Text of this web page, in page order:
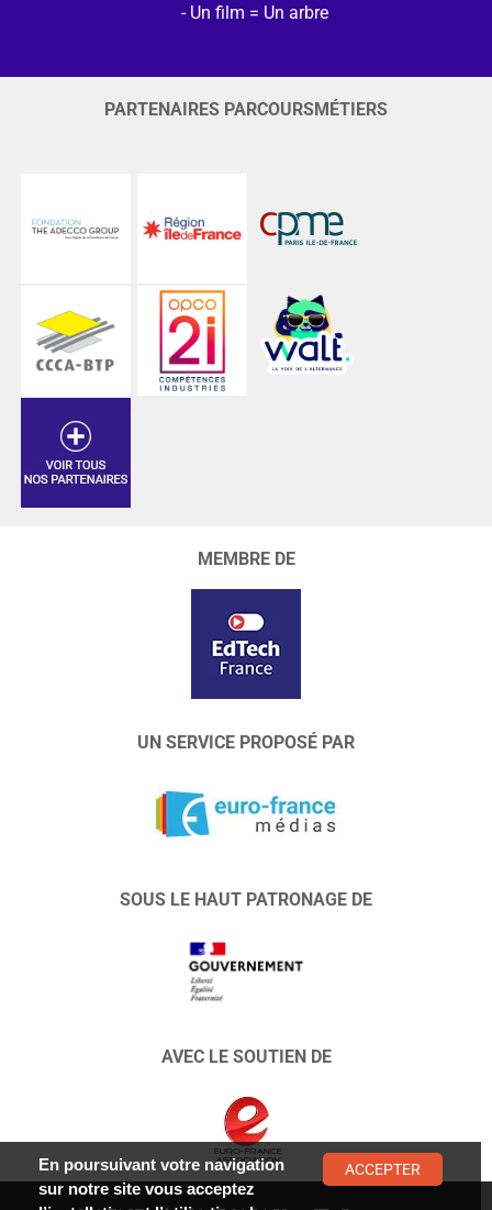
Un film = Un arbre
PARTENAIRES PARCOURSMÉTIERS
MEMBRE DE
UN SERVICE PROPOSÉ PAR
SOUS LE HAUT PATRONAGE DE
AVEC LE SOUTIEN DE
En poursuivant votre navigation
sur notre site vous acceptez
ACCEPTER